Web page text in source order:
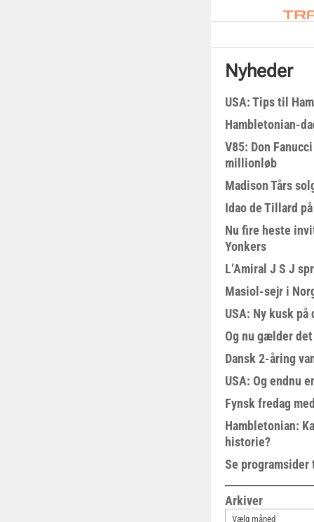
Nyheder
USA: Tips til
Hambletonian-
V85: Don
millionløb
Madison Tårs
Idao de Tillard
Nu fire heste
Yonkers
L’Amiral J S J
Masiol-sejr i
USA: Ny kusk på
Og nu gælder
Dansk 2-åring
USA: Og endnu
Fynsk fredag
Hambletonian:
historie?
Se
Arkiver